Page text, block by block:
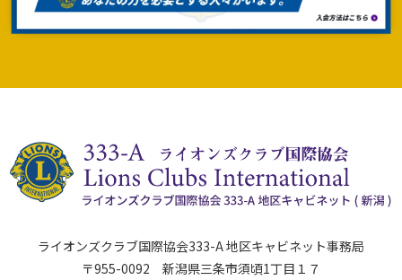
ライオンズクラブ国際協会333-A 地区キャビネット事務局
〒955-0092 新潟県三条市須頃1丁目１７